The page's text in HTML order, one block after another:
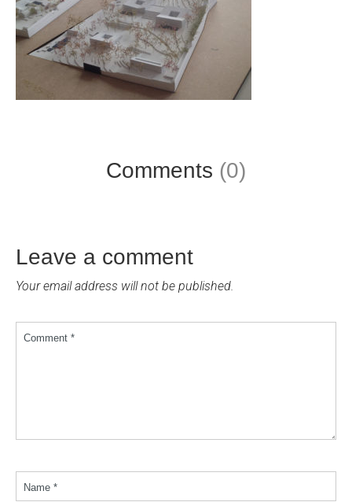
Comments (0)
Leave a comment
Your email address will not be published.
Comment *
Name *